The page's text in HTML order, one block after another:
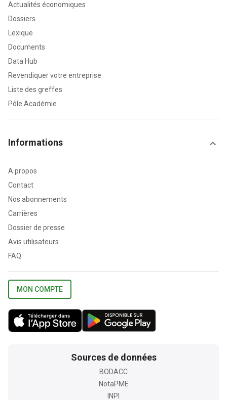
Actualités économiques
Dossiers
Lexique
Documents
Data Hub
Revendiquer votre entreprise
Liste des greffes
Pôle Académie
Informations
A propos
Contact
Nos abonnements
Carrières
Dossier de presse
Avis utilisateurs
FAQ
MON COMPTE
Sources de données
BODACC
NotaPME
INPI